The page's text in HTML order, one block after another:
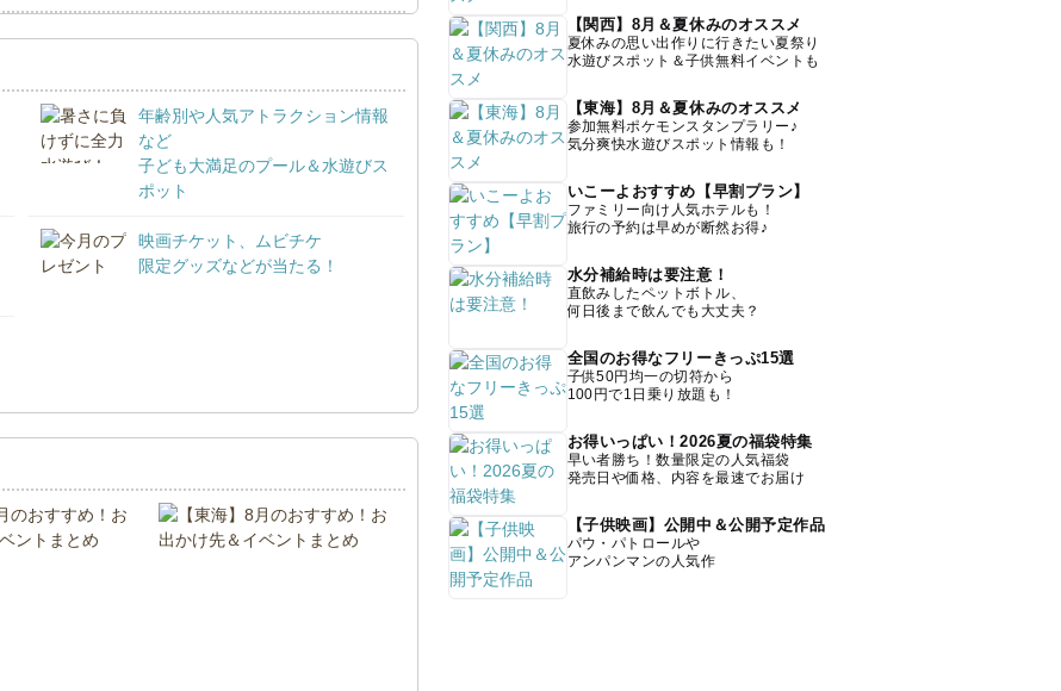
年齢別や人気アトラクション情報
など
子ども大満足のプール＆水遊びス
ポット
映画チケット、ムビチケ
限定グッズなどが当たる！
【関西】8月＆夏休みのオススメ
夏休みの思い出作りに行きたい夏祭り
水遊びスポット＆子供無料イベントも
【東海】8月＆夏休みのオススメ
参加無料ポケモンスタンプラリー♪
気分爽快水遊びスポット情報も！
いこーよおすすめ【早割プラン】
ファミリー向け人気ホテルも！
旅行の予約は早めが断然お得♪
水分補給時は要注意！
直飲みしたペットボトル、
何日後まで飲んでも大丈夫？
全国のお得なフリーきっぷ15選
子供50円均一の切符から
100円で1日乗り放題も！
お得いっぱい！2026夏の福袋特集
早い者勝ち！数量限定の人気福袋
発売日や価格、内容を最速でお届け
【子供映画】公開中＆公開予定作品
パウ・パトロールや
アンパンマンの人気作